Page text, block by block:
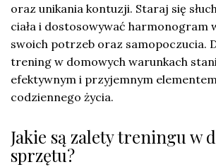
oraz unikania kontuzji. Staraj się
ciała i dostosowywać harmonogram
swoich potrzeb oraz samopoczucia.
trening w domowych warunkach
efektywnym i przyjemnym
codziennego życia.
Jakie są zalety treningu w
sprzętu?